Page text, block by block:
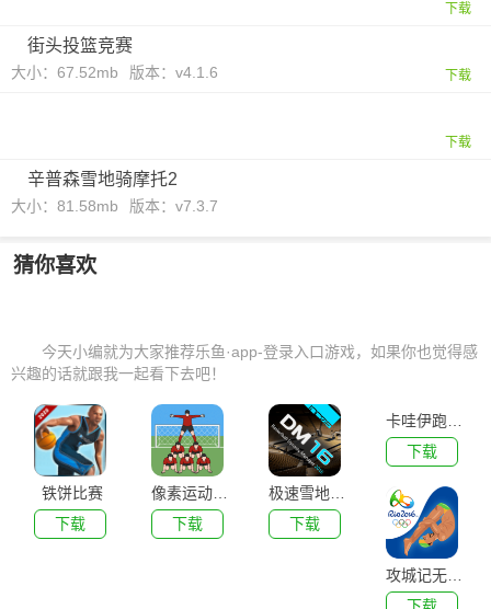
下载
街头投篮竞赛
大小：67.52mb 版本：v4.1.6 下载
下载
辛普森雪地骑摩托2
大小：81.58mb 版本：v7.3.7
猜你喜欢
今天小编就为大家推荐乐鱼·app-登录入口游戏，如果你也觉得感
兴趣的话就跟我一起看下去吧！
铁饼比赛
下载
像素运动比赛
下载
下载
下载
攻城记无敌版